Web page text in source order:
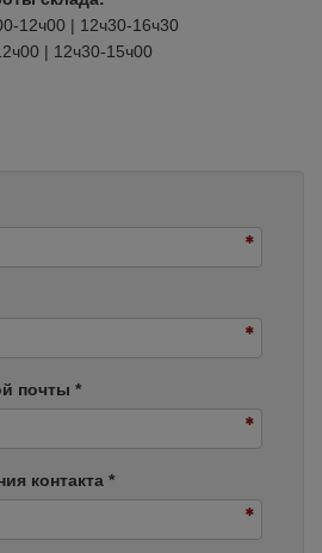
12ч00 | 12ч30-16ч30
| 12ч30-15ч00
почты *
контакта *